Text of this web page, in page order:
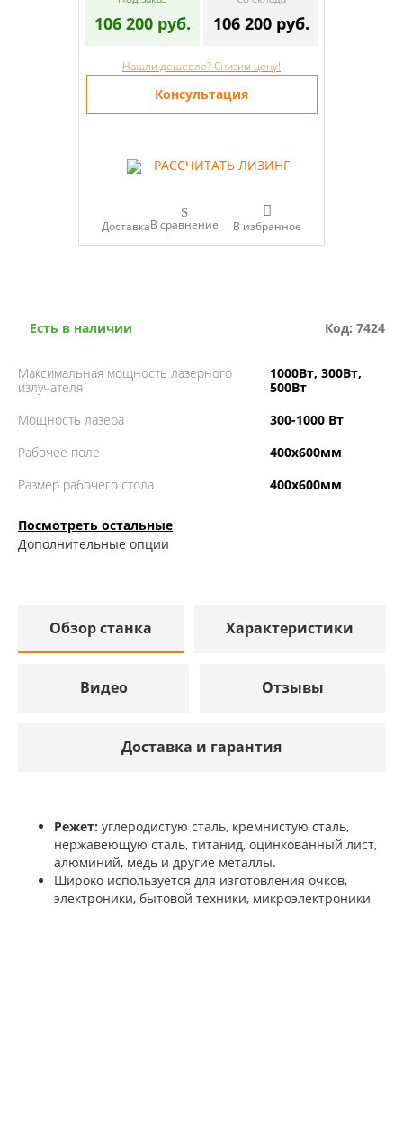
Есть в наличии Код: 7424
Максимальная мощность лазерного
излучателя
1000Вт, 300Вт,
500Вт
Мощность лазера
300-1000 Вт
Рабочее поле
400х600мм
Размер рабочего стола
400х600мм
Посмотреть остальные
Дополнительные опции
106 200 руб. 106 200 руб.
Нашли дешевле? Снизим цену!
Консультация
РАССЧИТАТЬ ЛИЗИНГ
ДоставкаВ сравнение
Обзор станка Характеристики
Видео Отзывы
Доставка и гарантия
Режет: углеродистую сталь, кремнистую сталь,
нержавеющую сталь, титанид, оцинкованный лист,
алюминий, медь и другие металлы.
Широко используется для изготовления очков,
электроники, бытовой техники, микроэлектроники